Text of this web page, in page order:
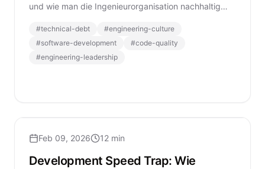
und wie man die Ingenieurorganisation nachhaltig
#technical-debt #engineering-culture
#software-development #code-quality
#engineering-leadership
Feb 09, 2026 12 min
Development Speed Trap: Wie